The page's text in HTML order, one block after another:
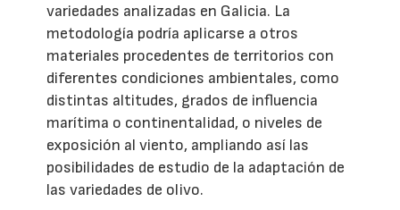
variedades analizadas en Galicia. La
metodología podría aplicarse a otros
materiales procedentes de territorios con
diferentes condiciones ambientales, como
distintas altitudes, grados de influencia
marítima o continentalidad, o niveles de
exposición al viento, ampliando así las
posibilidades de estudio de la adaptación de
las variedades de olivo.